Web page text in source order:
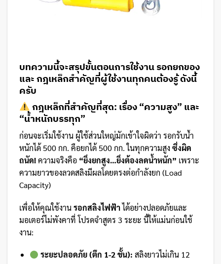
บทความนี้จะสรุปขั้นตอนการใช้งาน รอกยกของ
และ กฎเหล็กสำคัญที่ผู้ใช้งานทุกคนต้องรู้ ดังนี้
ครับ
กฎเหล็กที่สำคัญที่สุด: เรื่อง “ความสูง” และ
“น้ำหนักบรรทุก”
ก่อนจะเริ่มใช้งาน ผู้ใช้ส่วนใหญ่มักเข้าใจผิดว่า รอกรับน้ำ
หนักได้ 500 กก. คือยกได้ 500 กก. ในทุกความสูง ซึ่งผิด
ถนัด!ความจริงคือ “ยิ่งยกสูง…ยิ่งต้องลดน้ำหนัก” เพราะ
ความยาวของลวดสลิงมีผลโดยตรงต่อกำลังยก (Load
Capacity)
เพื่อให้คุณใช้งานรอกสลิงไฟฟ้าได้อย่างปลอดภัยและ
มอเตอร์ไม่พังคาที่ โปรดจำสูตร 3 ระยะ นี้ให้แม่นก่อนใช้
งาน:
ระยะปลอดภัย (ตึก 1-2 ชั้น): สลิงยาวไม่เกิน 12